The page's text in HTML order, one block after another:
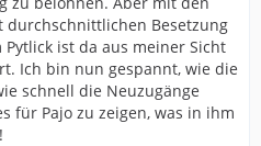
durchschnittlichen Besetzung
ist da aus meiner Sicht
Ich bin nun gespannt, wie die
schnell die Neuzugänge
für Pajo zu zeigen, was in ihm